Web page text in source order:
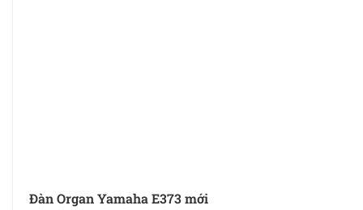
Đàn Organ Yamaha E373 mới